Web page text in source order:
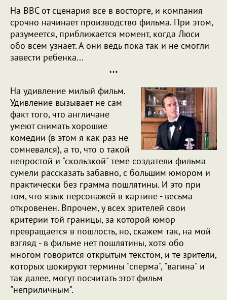
На BBC от сценария все в восторге, и компания
срочно начинает производство фильма. При этом,
разумеется, приближается момент, когда Люси
обо всем узнает. А они ведь пока так и не смогли
завести ребенка...
***
На удивление милый фильм.
Удивление вызывает не сам
факт того, что англичане
умеют снимать хорошие
комедии (в этом я как раз не
сомневался), а то, что о такой
непростой и "скользкой" теме создатели фильма
сумели рассказать забавно, с большим юмором и
практически без грамма пошлятины. И это при
том, что язык персонажей в картине - весьма
откровенен. Впрочем, у всех зрителей свои
критерии той границы, за которой юмор
превращается в пошлость, но, скажем так, на мой
взгляд - в фильме нет пошлятины, хотя обо
многом говорится открытым текстом, и те зрители,
которых шокируют термины "сперма", "вагина" и
так далее, могут посчитать этот фильм
"неприличным".